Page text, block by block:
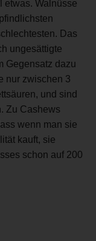
etwas. Walnüsse
Das
ungesättigte
Gegensatz dazu
nur zwischen 3
und sind
Zu Cashews
wenn man sie
kauft, sie
schon auf 200